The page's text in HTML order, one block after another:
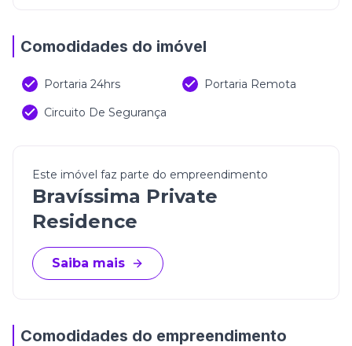
Comodidades do imóvel
Portaria 24hrs
Portaria Remota
Circuito De Segurança
Este imóvel faz parte do empreendimento
Bravíssima Private
Residence
Saiba mais
Comodidades do empreendimento